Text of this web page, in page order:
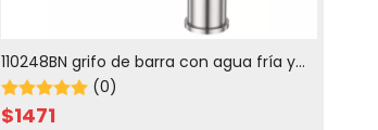
110248BN grifo de barra con agua fría y
caliente en níquel cepillado
(0)
$1471